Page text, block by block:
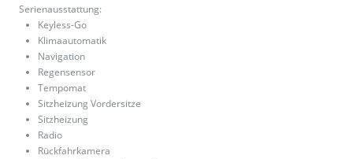
Serienausstattung:
Keyless-Go
Klimaautomatik
Navigation
Regensensor
Tempomat
Sitzheizung Vordersitze
Sitzheizung
Radio
Rückfahrkamera